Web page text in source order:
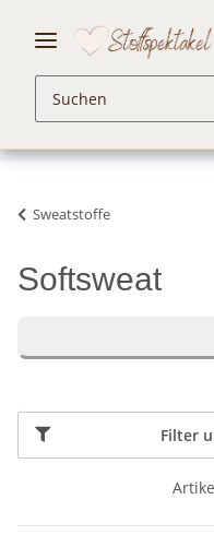
Sweatstoffe
Softsweat
Filter